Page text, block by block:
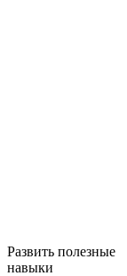
Развить полезные
навыки